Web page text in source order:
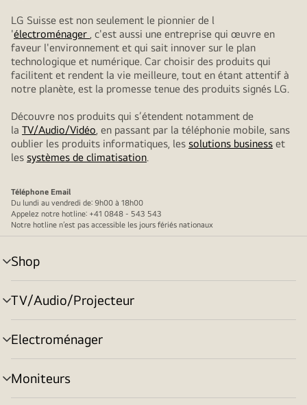
LG Suisse est non seulement le pionnier de l
'électroménager , c'est aussi une entreprise qui œuvre en
faveur l'environnement et qui sait innover sur le plan
technologique et numérique. Car choisir des produits qui
facilitent et rendent la vie meilleure, tout en étant attentif à
notre planète, est la promesse tenue des produits signés LG.
Découvre nos produits qui s’étendent notamment de
la TV/Audio/Vidéo, en passant par la téléphonie mobile, sans
oublier les produits informatiques, les solutions business et
les systèmes de climatisation.
Téléphone Email
Du lundi au vendredi de: 9h00 à 18h00
Appelez notre hotline: +41 0848 - 543 543
Notre hotline n’est pas accessible les jours fériés nationaux
Shop
menu
déroulant
TV/Audio/Projecteur
menu
déroulant
Electroménager
menu
déroulant
Moniteurs
menu
déroulant